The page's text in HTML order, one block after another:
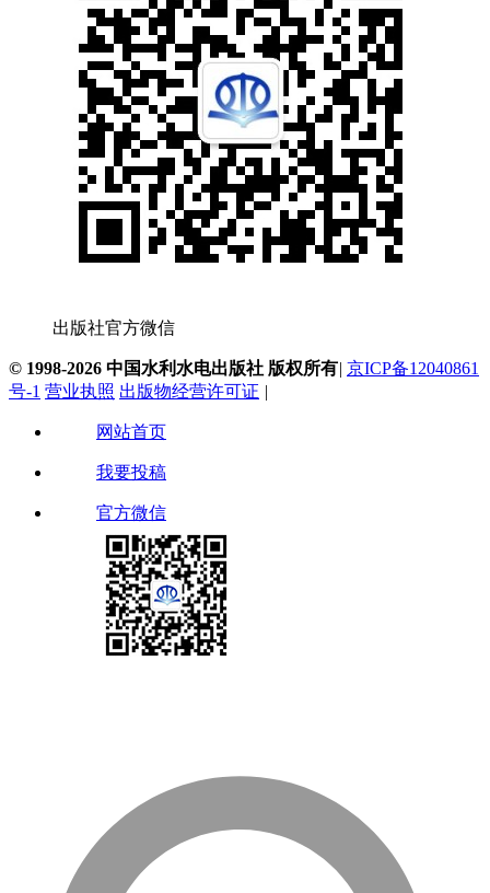
出版社官方微信
© 1998-2026 中国水利水电出版社 版权所有| 京ICP备12040861
号-1 营业执照 出版物经营许可证 |
网站首页
我要投稿
官方微信